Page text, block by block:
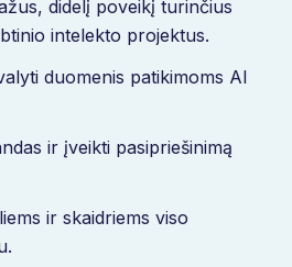
didelį poveikį turinčius
intelekto projektus.
duomenis patikimoms AI
ir įveikti pasipriešinimą
ir skaidriems viso